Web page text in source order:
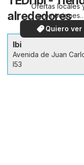
Ofertas locales
promociones
especiales.
Quiero ver
alrededores
Ibi
Avenida de Juan
I53